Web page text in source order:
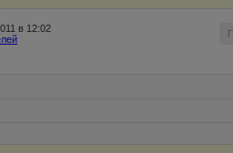
в 12:02